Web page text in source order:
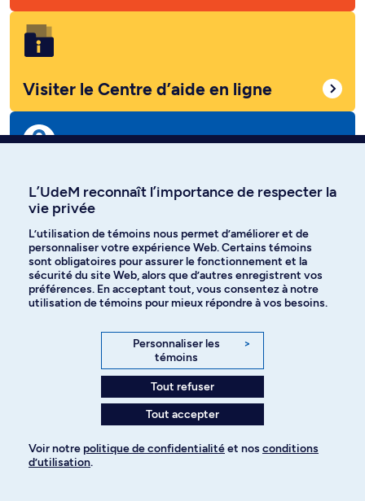
Visiter le Centre d’aide en ligne
sur l'admission
Signaler un changement (usage interne)
On est là pour vous!
Accéder au Centre d'aide
L’UdeM reconnaît l’importance de respecter la
vie privée
L’utilisation de témoins nous permet d’améliorer et de
personnaliser votre expérience Web. Certains témoins
sont obligatoires pour assurer le fonctionnement et la
sécurité du site Web, alors que d’autres enregistrent vos
préférences. En acceptant tout, vous consentez à notre
utilisation de témoins pour mieux répondre à vos besoins.
Personnaliser les
témoins
>
Tout refuser
Tout accepter
Voir notre politique de confidentialitéet nos conditions
d’utilisation.